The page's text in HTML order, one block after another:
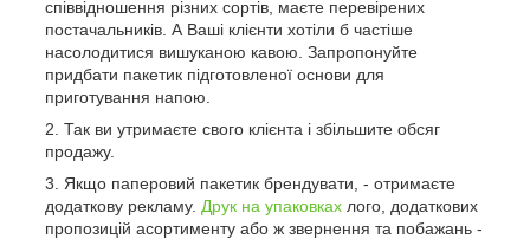
співвідношення різних сортів, маєте перевірених
постачальників. А Ваші клієнти хотіли б частіше
насолодитися вишуканою кавою. Запропонуйте
придбати пакетик підготовленої основи для
приготування напою.
Так ви утримаєте свого клієнта і збільшите обсяг
продажу.
Якщо паперовий пакетик брендувати, - отримаєте
додаткову рекламу. Друк на упаковках лого, додаткових
пропозицій асортименту або ж звернення та побажань -